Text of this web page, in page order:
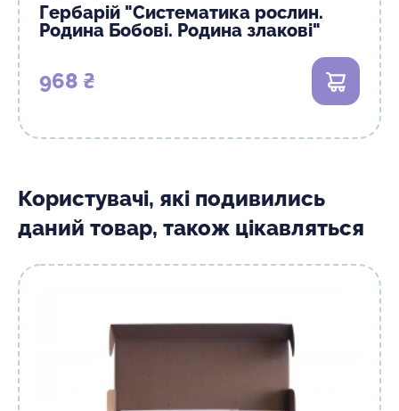
Гербарій "Систематика рослин.
Родина Бобові. Родина злакові"
968 ₴ В кошик
Користувачі, які подивились
даний товар, також цікавляться